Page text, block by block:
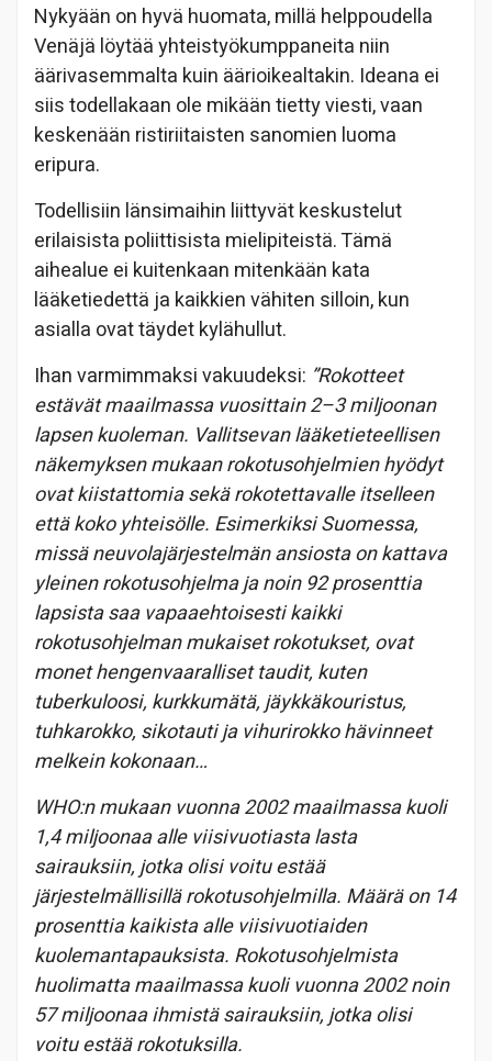
Nykyään on hyvä huomata, millä helppoudella
Venäjä löytää yhteistyökumppaneita niin
äärivasemmalta kuin äärioikealtakin. Ideana ei
siis todellakaan ole mikään tietty viesti, vaan
keskenään ristiriitaisten sanomien luoma
eripura.
Todellisiin länsimaihin liittyvät keskustelut
erilaisista poliittisista mielipiteistä. Tämä
aihealue ei kuitenkaan mitenkään kata
lääketiedettä ja kaikkien vähiten silloin, kun
asialla ovat täydet kylähullut.
Ihan varmimmaksi vakuudeksi: ”Rokotteet
estävät maailmassa vuosittain 2–3 miljoonan
lapsen kuoleman. Vallitsevan lääketieteellisen
näkemyksen mukaan rokotusohjelmien hyödyt
ovat kiistattomia sekä rokotettavalle itselleen
että koko yhteisölle. Esimerkiksi Suomessa,
missä neuvolajärjestelmän ansiosta on kattava
yleinen rokotusohjelma ja noin 92 prosenttia
lapsista saa vapaaehtoisesti kaikki
rokotusohjelman mukaiset rokotukset, ovat
monet hengenvaaralliset taudit, kuten
tuberkuloosi, kurkkumätä, jäykkäkouristus,
tuhkarokko, sikotauti ja vihurirokko hävinneet
melkein kokonaan…
WHO:n mukaan vuonna 2002 maailmassa kuoli
1,4 miljoonaa alle viisivuotiasta lasta
sairauksiin, jotka olisi voitu estää
järjestelmällisillä rokotusohjelmilla. Määrä on 14
prosenttia kaikista alle viisivuotiaiden
kuolemantapauksista. Rokotusohjelmista
huolimatta maailmassa kuoli vuonna 2002 noin
57 miljoonaa ihmistä sairauksiin, jotka olisi
voitu estää rokotuksilla.